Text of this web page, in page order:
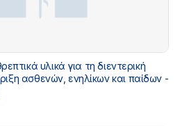
ασθενών, ενηλίκων και παίδων -